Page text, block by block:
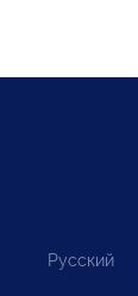
Русский